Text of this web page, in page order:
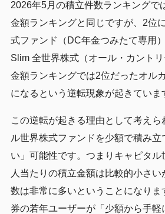
2026年5月の積立件数ランキングで
金額ランキングと同じですが、2位
式ファンド（DC年金つみたて専用
Slim 全世界株式（オール・カントリ
金額ランキングでは2位だったオル
になるという逆転現象が起きていま
この逆転が起きる理由として考えら
ル世界株式ファンドを少額で積み
い」可能性です。つまりキャピタ
人当たりの積立金額は比較的小さい
数は非常に多いということになり
券の若年ユーザーが「少額から手